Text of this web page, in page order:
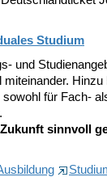
Studium
und
miteinander.
für Fach-
sinnvoll